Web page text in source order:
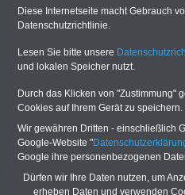
Meldung
Hamburg:
Stadt
BEHÖRDEN-ABO
mit drei
Diese Internetseite macht Gebrauch
Datenschutzrichtlinie.
Lesen Sie bitte unsere
und lokalen Speicher nutzt.
Durch das Klicken von "Zustimmung"
Cookies auf Ihrem Gerät zu speichern.
Wir gewähren Dritten - einschließlich
Google-Website "
Google ihre personenbezogenen
Dürfen wir Ihre Daten nutzen, um
erheben Daten und verwenden